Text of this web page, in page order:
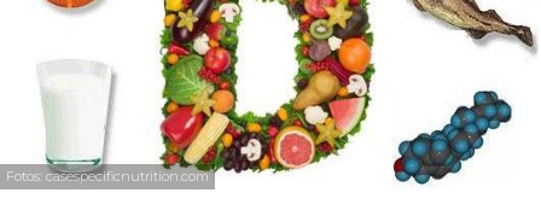
Fotos: casespecificnutrition.com